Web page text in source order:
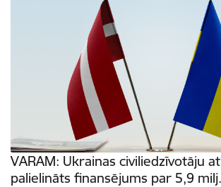
VARAM: Ukrainas civiliedzīvotāju
palielināts finansējums par 5,9